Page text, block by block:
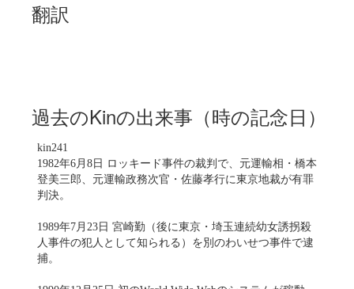
翻訳
過去のKinの出来事（時の記念日）
kin241
1982年6月8日 ロッキード事件の裁判で、元運輸相・橋本
登美三郎、元運輸政務次官・佐藤孝行に東京地裁が有罪
判決。
1989年7月23日 宮崎勤（後に東京・埼玉連続幼女誘拐殺
人事件の犯人として知られる）を別のわいせつ事件で逮
捕。